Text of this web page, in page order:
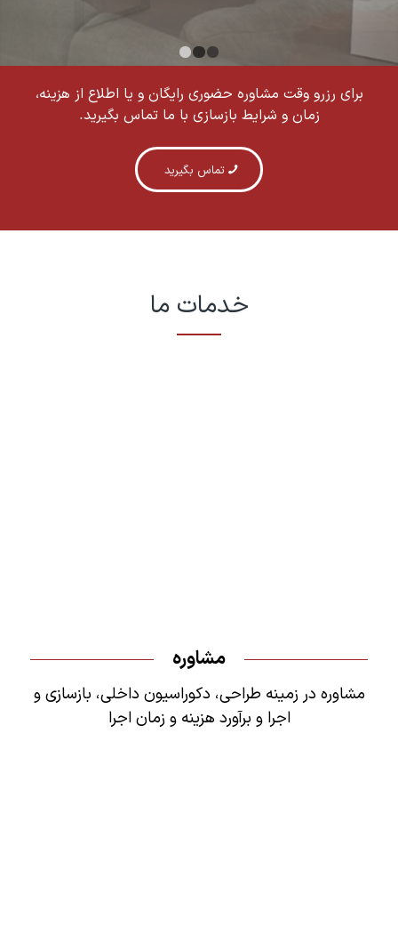
1 23
برای رزرو وقت مشاوره حضوری رایگان و یا اطلاع از هزینه،
زمان و شرایط بازسازی با ما تماس بگیرید.
تماس بگیرید
خدمات ما
مشاوره
مشاوره در زمینه طراحی، دکوراسیون داخلی، بازسازی و
اجرا و برآورد هزینه و زمان اجرا